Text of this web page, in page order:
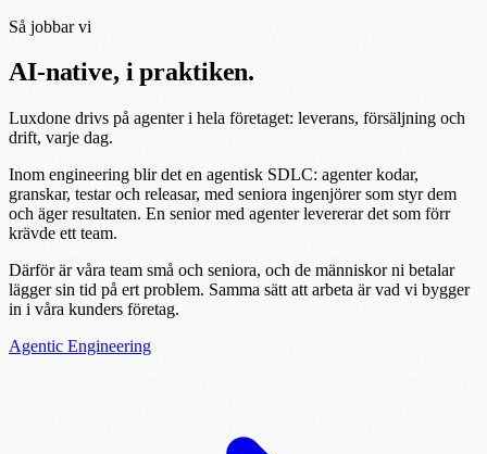
Så jobbar vi
AI-native, i praktiken.
Luxdone drivs på agenter i hela företaget: leverans, försäljning och
drift, varje dag.
Inom engineering blir det en agentisk SDLC: agenter kodar,
granskar, testar och releasar, med seniora ingenjörer som styr dem
och äger resultaten. En senior med agenter levererar det som förr
krävde ett team.
Därför är våra team små och seniora, och de människor ni betalar
lägger sin tid på ert problem. Samma sätt att arbeta är vad vi bygger
in i våra kunders företag.
Agentic Engineering